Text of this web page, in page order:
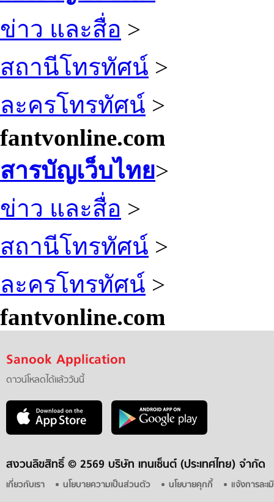
ข่าว และสื่อ >
สถานีโทรทัศน์ >
ละครโทรทัศน์ >
fantvonline.com
สารบัญเว็บไทย>
ข่าว และสื่อ >
สถานีโทรทัศน์ >
ละครโทรทัศน์ >
fantvonline.com
Sanook Application
ดาวน์โหลดได้แล้ววันนี้
สงวนลิขสิทธิ์ © 2569 บริษัท เทนเซ็นต์ (ประเทศไทย) จำกัด
เกี่ยวกับเรา นโยบายความเป็นส่วนตัว นโยบายคุกกี้ แจ้งการละ